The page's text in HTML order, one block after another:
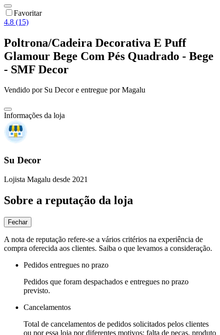
Favoritar
4.8 (15)
Poltrona/Cadeira Decorativa E Puff
Glamour Bege Com Pés Quadrado - Bege
- SMF Decor
Vendido por Su Decore entregue por Magalu
Informações da loja
Su Decor
Lojista Magalu desde 2021
Sobre a reputação da loja
Fechar
A nota de reputação refere-se a vários critérios na experiência de
compra oferecida aos clientes. Saiba o que levamos a consideração.
Pedidos entregues no prazo
Pedidos que foram despachados e entregues no prazo
previsto.
Cancelamentos
Total de cancelamentos de pedidos solicitados pelos clientes
ou por essa loja por diferentes motivos: falta de peças, produto